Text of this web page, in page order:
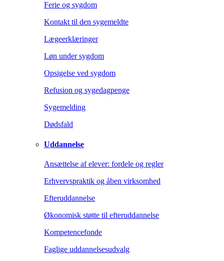
Ferie og sygdom
Kontakt til den sygemeldte
Lægeerklæringer
Løn under sygdom
Opsigelse ved sygdom
Refusion og sygedagpenge
Sygemelding
Dødsfald
Uddannelse
Ansættelse af elever: fordele og regler
Erhvervspraktik og åben virksomhed
Efteruddannelse
Økonomisk støtte til efteruddannelse
Kompetencefonde
Faglige uddannelsesudvalg